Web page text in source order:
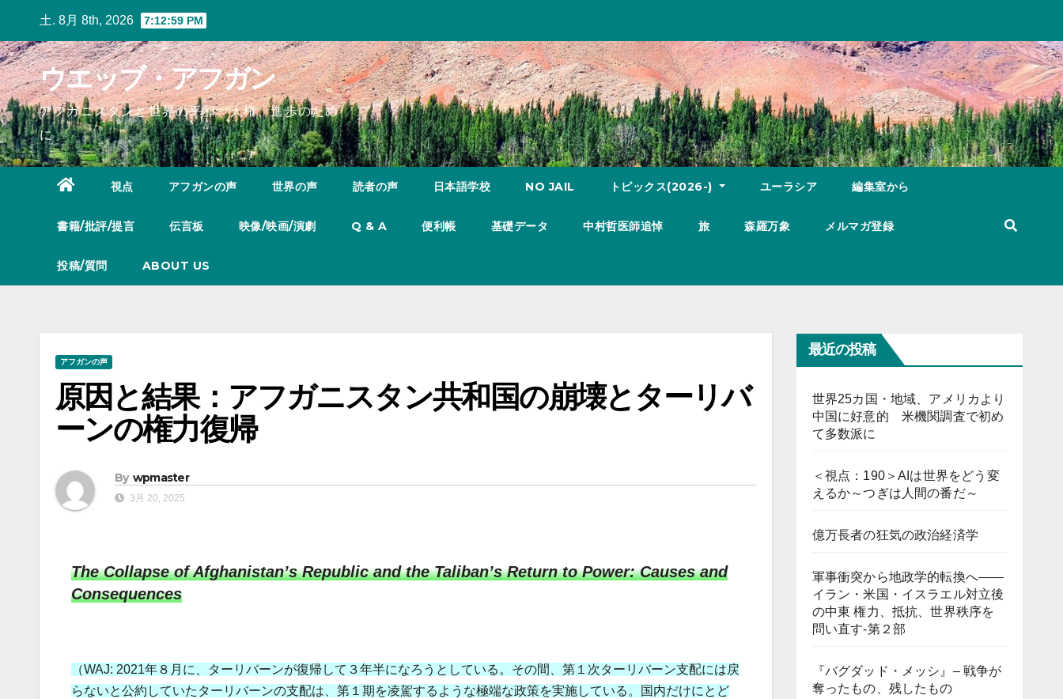
content
土. 8月 8th, 2026 7:13:00 PM
ウエッブ・アフガン
アフガニスタンと世界の平和、人権、進歩のため
に
視点 アフガンの声 世界の声 読者の声 日本語学校 NO JAIL トピックス(2026-) ユーラシア 編集室から
書籍/批評/提言 伝言板 映像/映画/演劇 Q & A 便利帳 基礎データ 中村哲医師追悼 旅 森羅万象 メルマガ登録
投稿/質問 ABOUT US
アフガンの声
原因と結果：アフガニスタン共和国の崩壊とターリバ
ーンの権力復帰
By wpmaster
3月 20, 2025
The Collapse of Afghanistan’s Republic and the Taliban’s Return to Power: Causes and
Consequences
（WAJ: 2021年８月に、ターリバーンが復帰して３年半になろうとしている。その間、第１次ターリバーン支配には戻
らないと公約していたターリバーンの支配は、第１期を凌駕するような極端な政策を実施している。国内だけにとど
最近の投稿
世界25カ国・地域、アメリカより
中国に好意的 米機関調査で初め
て多数派に
＜視点：190＞AIは世界をどう変
えるか～つぎは人間の番だ～
億万長者の狂気の政治経済学
軍事衝突から地政学的転換へ――
イラン・米国・イスラエル対立後
の中東 権力、抵抗、世界秩序を
問い直す-第２部
『バグダッド・メッシ』– 戦争が
奪ったもの、残したもの